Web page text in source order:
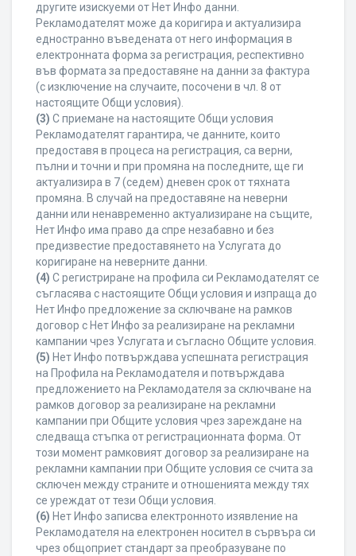
другите изискуеми от Нет Инфо данни.
Рекламодателят може да коригира и актуализира
едностранно въведената от него информация в
електронната форма за регистрация, респективно
във формата за предоставяне на данни за фактура
(с изключение на случаите, посочени в чл. 8 от
настоящите Общи условия).
(3) С приемане на настоящите Общи условия
Рекламодателят гарантира, че данните, които
предоставя в процеса на регистрация, са верни,
пълни и точни и при промяна на последните, ще ги
актуализира в 7 (седем) дневен срок от тяхната
промяна. В случай на предоставяне на неверни
данни или ненавременно актуализиране на същите,
Нет Инфо има право да спре незабавно и без
предизвестие предоставянето на Услугата до
коригиране на неверните данни.
(4) С регистриране на профила си Рекламодателят се
съгласява с настоящите Общи условия и изпраща до
Нет Инфо предложение за сключване на рамков
договор с Нет Инфо за реализиране на рекламни
кампании чрез Услугата и съгласно Общите условия.
(5) Нет Инфо потвърждава успешната регистрация
на Профила на Рекламодателя и потвърждава
предложението на Рекламодателя за сключване на
рамков договор за реализиране на рекламни
кампании при Общите условия чрез зареждане на
следваща стъпка от регистрационната форма. От
този момент рамковият договор за реализиране на
рекламни кампании при Общите условия се счита за
сключен между страните и отношенията между тях
се уреждат от тези Общи условия.
(6) Нет Инфо записва електронното изявление на
Рекламодателя на електронен носител в сървъра си
чрез общоприет стандарт за преобразуване по